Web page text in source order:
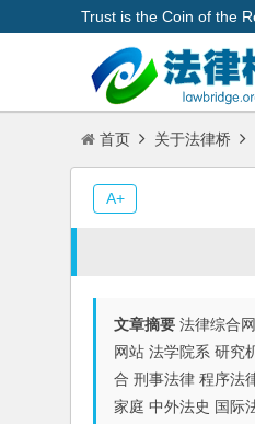
Trust is the Coin of the
首页 关于法律桥
文章摘要 法律综合
网站 法学院系 研究
合 刑事法律 程序法
家庭 中外法史 国际
A+